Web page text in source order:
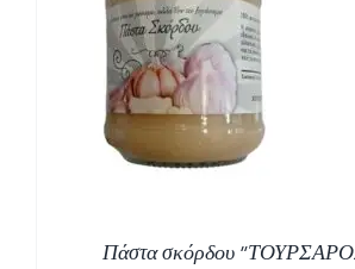
Πάστα σκόρδου